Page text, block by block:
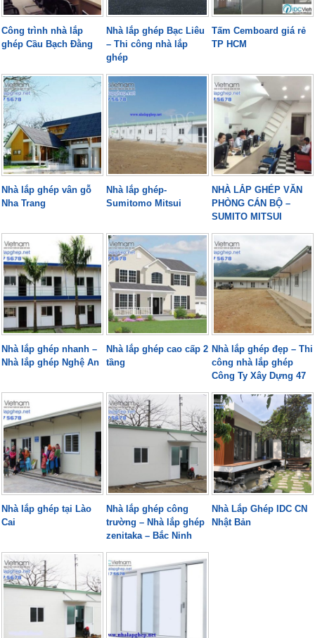
Công trình nhà lắp
ghép Cầu Bạch Đằng
Nhà lắp ghép Bạc Liêu
– Thi công nhà lắp
ghép
Tấm Cemboard giá rẻ
TP HCM
Nhà lắp ghép vân gỗ
Nha Trang
Nhà lắp ghép-
Sumitomo Mitsui
NHÀ LẮP GHÉP VĂN
PHÒNG CÁN BỘ –
SUMITO MITSUI
Nhà lắp ghép nhanh –
Nhà lắp ghép Nghệ An
Nhà lắp ghép cao cấp 2
tầng
Nhà lắp ghép đẹp – Thi
công nhà lắp ghép
Công Ty Xây Dựng 47
Nhà lắp ghép tại Lào
Cai
Nhà lắp ghép công
trường – Nhà lắp ghép
zenitaka – Bắc Ninh
Nhà Lắp Ghép IDC CN
Nhật Bản